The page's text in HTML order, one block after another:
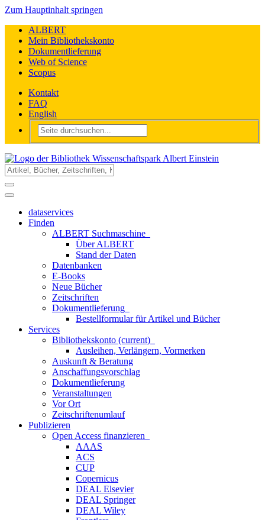
Zum Hauptinhalt springen
ALBERT
Mein Bibliothekskonto
Dokumentlieferung
Web of Science
Scopus
Kontakt
FAQ
English
dataservices
Finden
ALBERT Suchmaschine
Über ALBERT
Stand der Daten
Datenbanken
E-Books
Neue Bücher
Zeitschriften
Dokumentlieferung
Bestellformular für Artikel und Bücher
Services
Bibliothekskonto (current)
Ausleihen, Verlängern, Vormerken
Auskunft & Beratung
Anschaffungsvorschlag
Dokumentlieferung
Veranstaltungen
Vor Ort
Zeitschriftenumlauf
Publizieren
Open Access finanzieren
AAAS
ACS
CUP
Copernicus
DEAL Elsevier
DEAL Springer
DEAL Wiley